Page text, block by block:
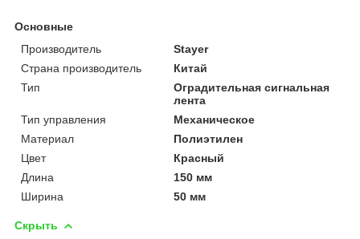
Основные
Производитель
Stayer
Страна производитель
Китай
Тип
Оградительная сигнальная
лента
Тип управления
Механическое
Материал
Полиэтилен
Цвет
Красный
Длина
150 мм
Ширина
50 мм
Скрыть